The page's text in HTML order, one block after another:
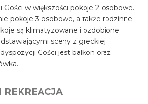
Gości w większości pokoje 2-osobowe.
pokoje 3-osobowe, a także rodzinne.
są klimatyzowane i ozdobione
sceny z greckiej
Gości jest balkon oraz
REKREACJA